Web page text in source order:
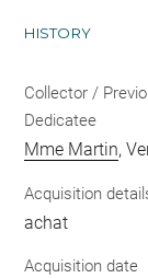
HISTORY
Collector /
Dedicatee
Mme Martin,
Acquisition
achat
Acquisition date